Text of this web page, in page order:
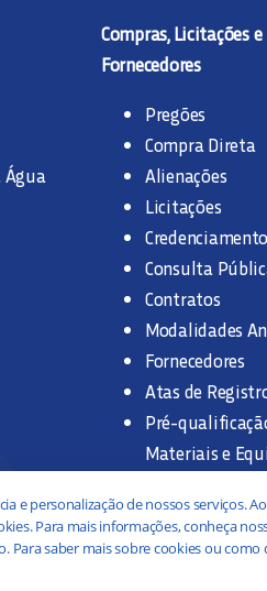
Água
Compras, Licitações e
Fornecedores
Pregões
Compra Direta
Alienações
Licitações
Credenciamento
Consulta
Contratos
Modalidades
Fornecedores
Atas de
Pré-
Materiais e
e personalização de nossos serviços.
Para mais informações, conheça
Para saber mais sobre cookies ou como